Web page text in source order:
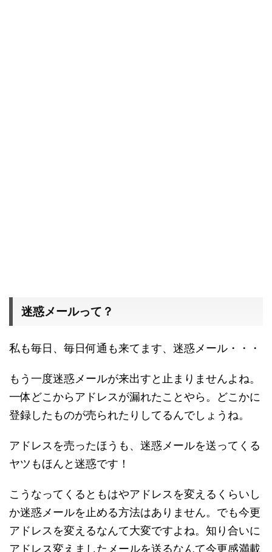
迷惑メールって？
私も毎日、毎日何通も来てます、迷惑メール・・・
もう一度迷惑メールが来出すと止まりませんよね。
一体どこからアドレスが漏れたことやら。どこかに
登録したものが売られたりしてるんでしょうね。
アドレスを売ったほうも、迷惑メールを送ってくる
ヤツもほんと迷惑です！
こうなってくるともはやアドレスを変えるくらいし
か迷惑メールを止める方法はありません。でも今更
アドレスを変えるなんて大変ですよね。知り合いに
アドレス変えましたメールを送るなんて今更感満載